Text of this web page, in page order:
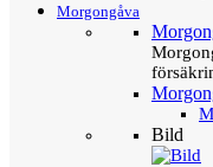
Morgongåva
Bild